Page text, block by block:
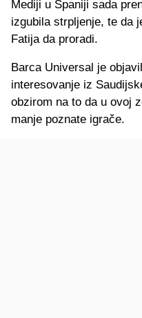
Mediji u Španiji sada
izgubila strpljenje, te da
Fatija da proradi.
Barca Universal je
interesovanje iz
obzirom na to da u ovoj
manje poznate igrače.